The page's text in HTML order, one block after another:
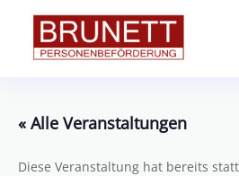
« Alle Veranstaltungen
Diese Veranstaltung hat bereits